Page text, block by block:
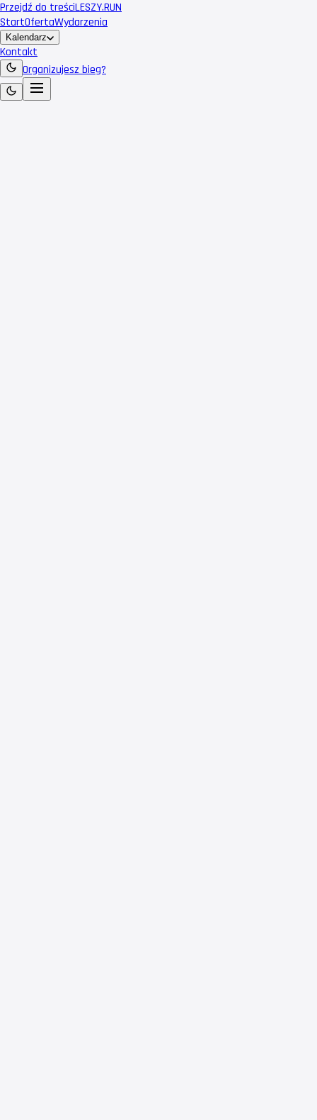
Przejdź do treściLESZY.RUN
StartOfertaWydarzenia
Kalendarz
Kontakt
Organizujesz bieg?